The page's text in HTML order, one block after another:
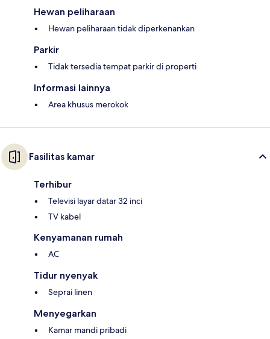
Hewan peliharaan
Hewan peliharaan tidak diperkenankan
Parkir
Tidak tersedia tempat parkir di properti
Informasi lainnya
Area khusus merokok
Fasilitas kamar
Terhibur
Televisi layar datar 32 inci
TV kabel
Kenyamanan rumah
AC
Tidur nyenyak
Seprai linen
Menyegarkan
Kamar mandi pribadi